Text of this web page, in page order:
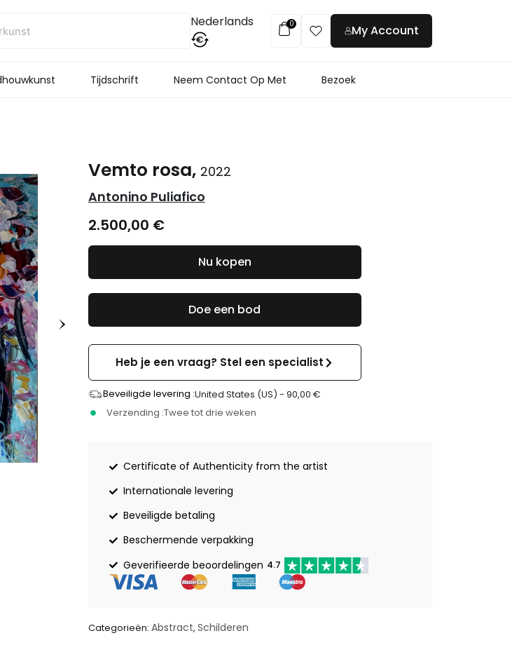
Nederlands
€
0 My Account
Tijdschrift Neem Contact Op Met Bezoek
Vemto rosa, 2022
Antonino Puliafico
2.500,00 €
Doe een bod
Heb je een vraag? Stel een specialist
Beveiligde levering :United States (US) -90,00€
Verzending :Twee tot drie weken
Certificate of Authenticity from the artist
Internationale levering
Beveiligde betaling
Beschermende verpakking
Geverifieerde beoordelingen 4.7
Categorieën: Abstract, Schilderen
Nu kopen